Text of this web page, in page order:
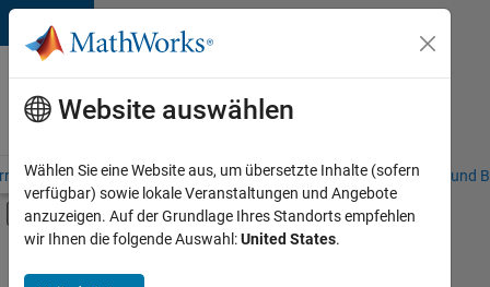
Weiter zum Inhalt
Karriere
bei
MathWorks
– Übersicht Stellensuche Niederlassungen Studierende und
Umschaltung für Off-Canvas-
Hauptinhalt
Praktika
Website auswählen
Wählen Sie eine Website aus, um übersetzte Inhalte (sofern
verfügbar) sowie lokale Veranstaltungen und Angebote
anzuzeigen. Auf der Grundlage Ihres Standorts empfehlen
wir Ihnen die folgende Auswahl:United States.